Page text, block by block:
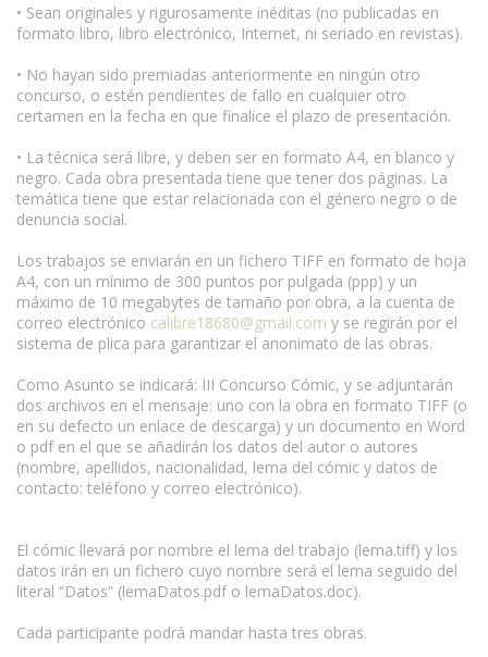
• Sean originales y rigurosamente inéditas (no publicadas en
formato libro, libro electrónico, Internet, ni seriado en revistas).
• No hayan sido premiadas anteriormente en ningún otro
concurso, o estén pendientes de fallo en cualquier otro
certamen en la fecha en que finalice el plazo de presentación.
• La técnica será libre, y deben ser en formato A4, en blanco y
negro. Cada obra presentada tiene que tener dos páginas. La
temática tiene que estar relacionada con el género negro o de
denuncia social.
Los trabajos se enviarán en un fichero TIFF en formato de hoja
A4, con un mínimo de 300 puntos por pulgada (ppp) y un
máximo de 10 megabytes de tamaño por obra, a la cuenta de
correo electrónico calibre18680@gmail.com y se regirán por el
sistema de plica para garantizar el anonimato de las obras.
Como Asunto se indicará: III Concurso Cómic, y se adjuntarán
dos archivos en el mensaje: uno con la obra en formato TIFF (o
en su defecto un enlace de descarga) y un documento en Word
o pdf en el que se añadirán los datos del autor o autores
(nombre, apellidos, nacionalidad, lema del cómic y datos de
contacto: teléfono y correo electrónico).
El cómic llevará por nombre el lema del trabajo (lema.tiff) y los
datos irán en un fichero cuyo nombre será el lema seguido del
literal “Datos” (lemaDatos.pdf o lemaDatos.doc).
Cada participante podrá mandar hasta tres obras.